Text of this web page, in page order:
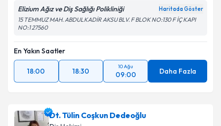
Kişisel verilerimin işlenmesine ilişkin
Aydınlatma
Metni'ni okudum ve kişisel verilerimin belirtilen
kapsamda işlenmesini kabul ediyorum.
Takvim Talebini Gönder
Elizium Ağız ve Diş Sağlığı Polikliniği Haritada Göster
15 TEMMUZ MAH. ABDULKADİR AKSU BLV. F BLOK NO:130 F İÇ KAPI
NO:1 27560
En Yakın Saatler
18:00 18:30
10 Ağu
09:00 Daha Fazla
Dt. Tülin Coşkun Dedeoğlu